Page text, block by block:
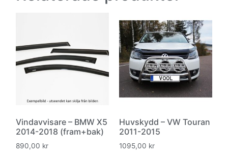
Vindavvisare – BMW X5
2014-2018 (fram+bak)
890,00 kr
Huvskydd – VW Touran
2011-2015
1095,00 kr